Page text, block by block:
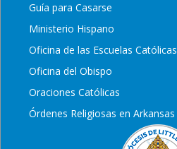
Guía para Casarse
Ministerio Hispano
Oficina de las Escuelas Católicas
Oficina del Obispo
Oraciones Católicas
Órdenes Religiosas en Arkansas